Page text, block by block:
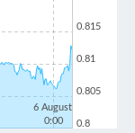
6 August
0:00
0.8
0.81
0.805
0.815